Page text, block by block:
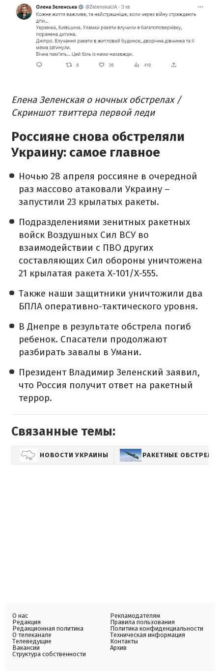
Елена Зеленская о ночных обстрелах /
Скриншот твиттера первой леди
Россияне снова обстреляли
Украину: самое главное
Ночью 28 апреля россияне в очередной
раз массово атаковали Украину –
запустили 23 крылатых ракеты.
Подразделениями зенитных ракетных
войск Воздушных Сил ВСУ во
взаимодействии с ПВО других
составляющих Сил обороны уничтожена
21 крылатая ракета Х-101/Х-555.
Также наши защитники уничтожили два
БПЛА оперативно-тактического уровня.
В Днепре в результате обстрела погиб
ребенок. Спасатели продолжают
разбирать завалы в Умани.
Президент Владимир Зеленский заявил,
что Россия получит ответ на ракетный
террор.
Связанные темы:
НОВОСТИ УКРАИНЫ РАКЕТНЫЕ ОБСТРЕЛЫ
О нас
Редакция
Редакционная политика
О телеканале
Телеведущие
Вакансии
Структура собственности
Рекламодателям
Правила пользования
Политика конфиденциальности
Техническая информация
Контакты
Архив